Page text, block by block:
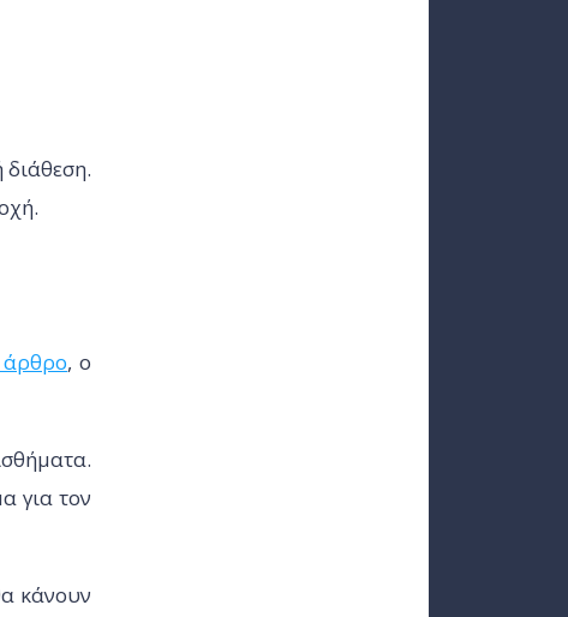
διάθεση.
, ο
για τον
κάνουν